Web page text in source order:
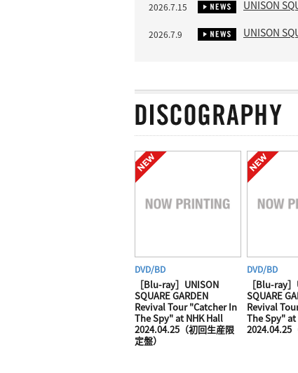
2026.7.15 UNISON
2026.7.9 UNISON
DVD/BD
［Blu-ray］UNISON
SQUARE GARDEN
Revival Tour "Catcher In
The Spy" at NHK Hall
2024.04.25（初回生産限
定盤）
DVD/BD
［Blu-ray
SQUARE
Revival
The Spy" at
2024.04.25